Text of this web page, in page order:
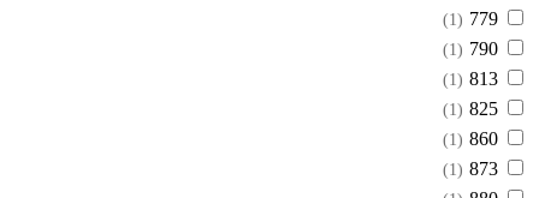
779
(1)
790
(1)
813
(1)
825
(1)
860
(1)
873
(1)